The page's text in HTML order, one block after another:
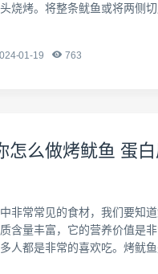
烧烤。将整条鱿鱼或将两侧
01-19 763
怎么做烤鱿鱼 蛋
非常常见的食材，我们要知
含量丰富，它的营养价值是
人都是非常的喜欢吃。烤鱿